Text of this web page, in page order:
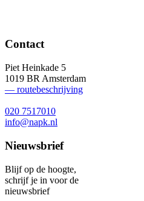
Contact
Piet Heinkade 5
1019 BR Amsterdam
— routebeschrijving
020 7517010
info@napk.nl
Nieuwsbrief
Blijf op de hoogte,
schrijf je in voor de
nieuwsbrief